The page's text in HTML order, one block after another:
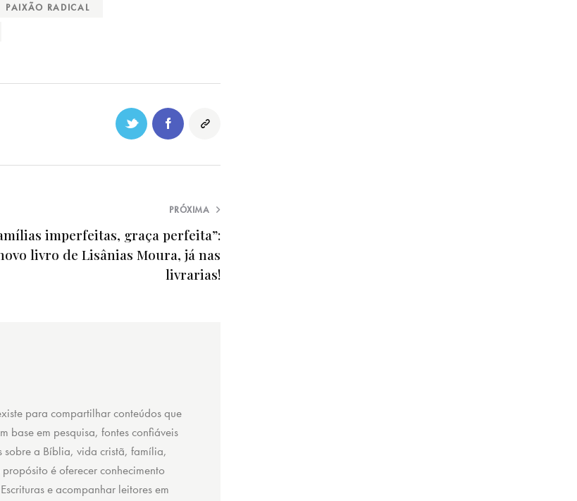
PAIXÃO RADICAL
PRÓXIMA
imperfeitas, graça perfeita”:
livro de Lisânias Moura, já nas
livrarias!
para compartilhar conteúdos que
base em pesquisa, fontes confiáveis
a Bíblia, vida cristã, família,
é oferecer conhecimento
e acompanhar leitores em